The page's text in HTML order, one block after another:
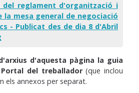
del reglament d'organització i
la mesa general de negociació
- Publicat des de dia 8 d'Abril
d'aquesta pàgina la guia
del treballador(que inclou
els annexos per separat.